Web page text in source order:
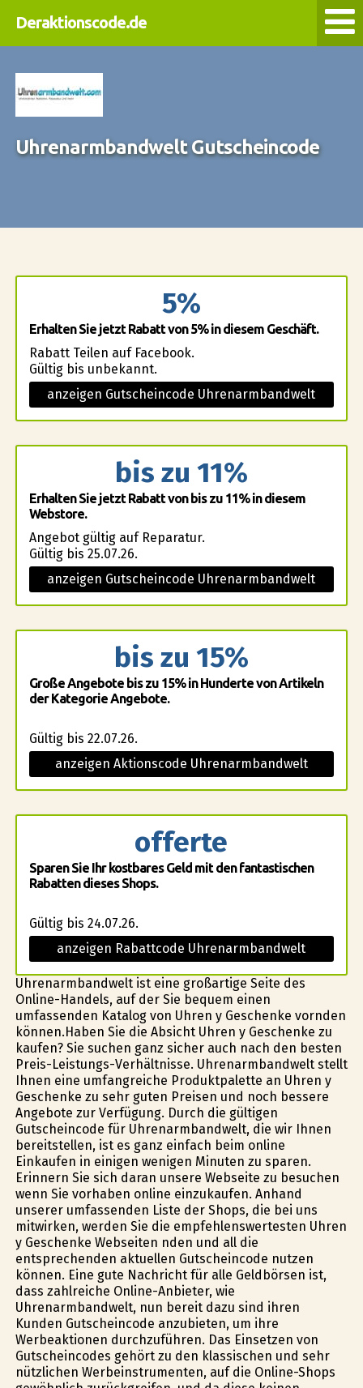
Deraktionscode.de
Uhrenarmbandwelt Gutscheincode
5%
Erhalten Sie jetzt Rabatt von 5% in diesem Geschäft.
Rabatt Teilen auf Facebook.
Gültig bis unbekannt.
anzeigen Gutscheincode Uhrenarmbandwelt
bis zu 11%
Erhalten Sie jetzt Rabatt von bis zu 11% in diesem
Webstore.
Angebot gültig auf Reparatur.
Gültig bis 25.07.26.
anzeigen Gutscheincode Uhrenarmbandwelt
bis zu 15%
Große Angebote bis zu 15% in Hunderte von Artikeln
der Kategorie Angebote.
Gültig bis 22.07.26.
anzeigen Aktionscode Uhrenarmbandwelt
offerte
Sparen Sie Ihr kostbares Geld mit den fantastischen
Rabatten dieses Shops.
Gültig bis 24.07.26.
anzeigen Rabattcode Uhrenarmbandwelt
Uhrenarmbandwelt ist eine großartige Seite des
Online-Handels, auf der Sie bequem einen
umfassenden Katalog von Uhren y Geschenke vorfinden
können.Haben Sie die Absicht Uhren y Geschenke zu
kaufen? Sie suchen ganz sicher auch nach den besten
Preis-Leistungs-Verhältnisse. Uhrenarmbandwelt stellt
Ihnen eine umfangreiche Produktpalette an Uhren y
Geschenke zu sehr guten Preisen und noch bessere
Angebote zur Verfügung. Durch die gültigen
Gutscheincode für Uhrenarmbandwelt, die wir Ihnen
bereitstellen, ist es ganz einfach beim online
Einkaufen in einigen wenigen Minuten zu sparen.
Erinnern Sie sich daran unsere Webseite zu besuchen
wenn Sie vorhaben online einzukaufen. Anhand
unserer umfassenden Liste der Shops, die bei uns
mitwirken, werden Sie die empfehlenswertesten Uhren
y Geschenke Webseiten finden und all die
entsprechenden aktuellen Gutscheincode nutzen
können. Eine gute Nachricht für alle Geldbörsen ist,
dass zahlreiche Online-Anbieter, wie
Uhrenarmbandwelt, nun bereit dazu sind ihren
Kunden Gutscheincode anzubieten, um ihre
Werbeaktionen durchzuführen. Das Einsetzen von
Gutscheincodes gehört zu den klassischen und sehr
nützlichen Werbeinstrumenten, auf die Online-Shops